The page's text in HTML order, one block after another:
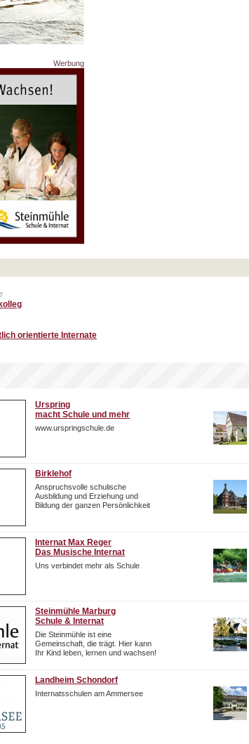
Werbung
orientierte Internate
Urspring
macht Schule und mehr
www.urspringschule.de
Birklehof
Anspruchsvolle schulische
Ausbildung und Erziehung und
Bildung der ganzen Persönlichkeit
Internat Max Reger
Das Musische Internat
Uns verbindet mehr als Schule
Steinmühle Marburg
Schule & Internat
Die Steinmühle ist eine
Gemeinschaft, die trägt. Hier kann
Ihr Kind leben, lernen und wachsen!
Landheim Schondorf
Internatsschulen am Ammersee